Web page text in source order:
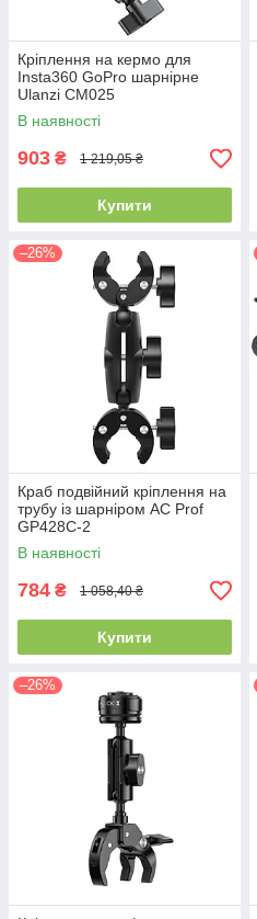
Кріплення на кермо для
Insta360 GoPro шарнірне
Ulanzi CM025
В наявності
903 ₴ 1 219,05 ₴
Купити
–26%
Краб подвійний кріплення на
трубу із шарніром AC Prof
GP428C-2
В наявності
784 ₴ 1 058,40 ₴
Купити
–26%